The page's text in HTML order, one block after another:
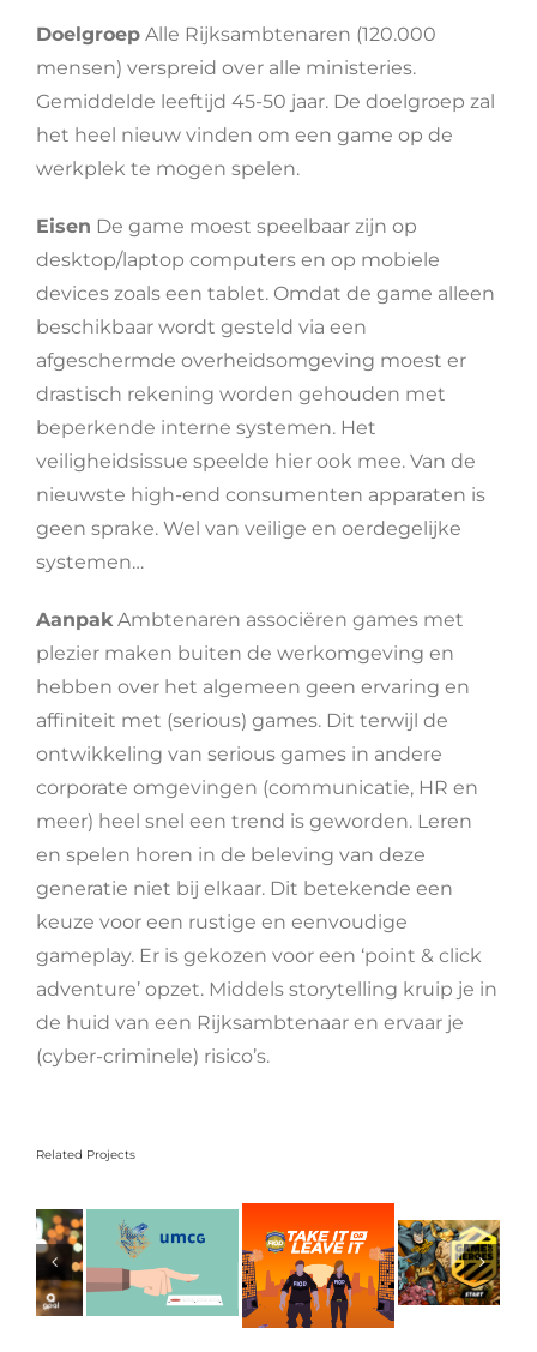
Doelgroep Alle Rijksambtenaren (120.000
mensen) verspreid over alle ministeries.
Gemiddelde leeftijd 45-50 jaar. De doelgroep zal
het heel nieuw vinden om een game op de
werkplek te mogen spelen.
Eisen De game moest speelbaar zijn op
desktop/laptop computers en op mobiele
devices zoals een tablet. Omdat de game alleen
beschikbaar wordt gesteld via een
afgeschermde overheidsomgeving moest er
drastisch rekening worden gehouden met
beperkende interne systemen. Het
veiligheidsissue speelde hier ook mee. Van de
nieuwste high-end consumenten apparaten is
geen sprake. Wel van veilige en oerdegelijke
systemen…
Aanpak Ambtenaren associëren games met
plezier maken buiten de werkomgeving en
hebben over het algemeen geen ervaring en
affiniteit met (serious) games. Dit terwijl de
ontwikkeling van serious games in andere
corporate omgevingen (communicatie, HR en
meer) heel snel een trend is geworden. Leren
en spelen horen in de beleving van deze
generatie niet bij elkaar. Dit betekende een
keuze voor een rustige en eenvoudige
gameplay. Er is gekozen voor een ‘point & click
adventure’ opzet. Middels storytelling kruip je in
de huid van een Rijksambtenaar en ervaar je
(cyber-criminele) risico’s.
Related Projects
FIOD –
or
Leave
Veiligheidsregio
Twente
– Game
of
Heroes
van
SZW –
Safety